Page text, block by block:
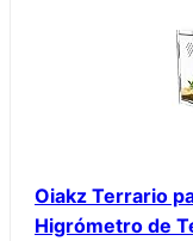
Oiakz Terrario
Higrómetro de